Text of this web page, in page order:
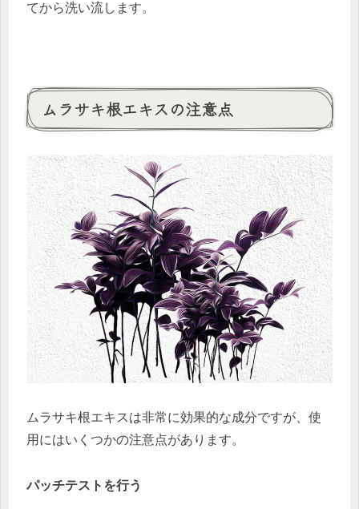
てから洗い流します。
ムラサキ根エキスの注意点
ムラサキ根エキスは非常に効果的な成分ですが、使
用にはいくつかの注意点があります。
パッチテストを行う